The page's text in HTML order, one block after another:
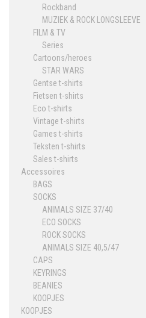
Rockband
MUZIEK & ROCK LONGSLEEVE
FILM & TV
Series
Cartoons/heroes
STAR WARS
Gentse t-shirts
Fietsen t-shirts
Eco t-shirts
Vintage t-shirts
Games t-shirts
Teksten t-shirts
Sales t-shirts
Accessoires
BAGS
SOCKS
ANIMALS SIZE 37/40
ECO SOCKS
ROCK SOCKS
ANIMALS SIZE 40,5/47
CAPS
KEYRINGS
BEANIES
KOOPJES
KOOPJES